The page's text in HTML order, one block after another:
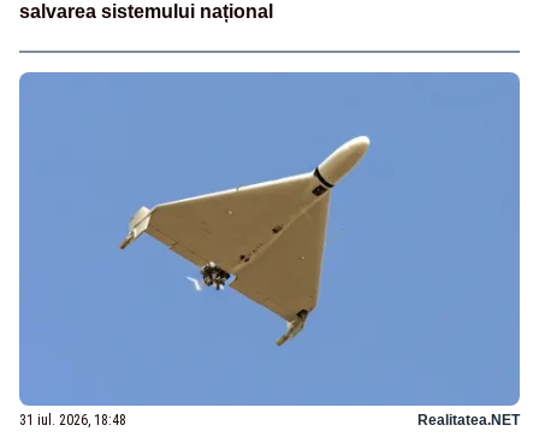
salvarea sistemului național
31 iul. 2026, 18:48 Realitatea.NET